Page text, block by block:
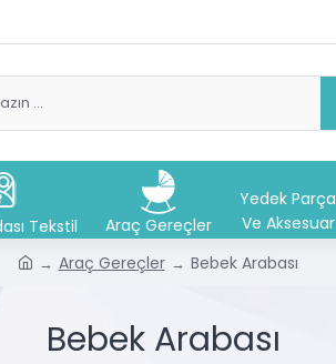
Tekstil Araç Gereçler
Yedek Parça
Ve Aksesuar
Araç Gereçler Bebek Arabası
Bebek Arabası